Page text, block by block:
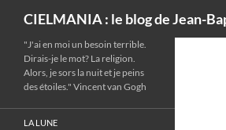
CIELMANIA : le blog de Jean-
"J'ai en moi un besoin terrible.
Dirais-je le mot? La religion.
Alors, je sors la nuit et je peins
des étoiles." Vincent van Gogh
LA LUNE